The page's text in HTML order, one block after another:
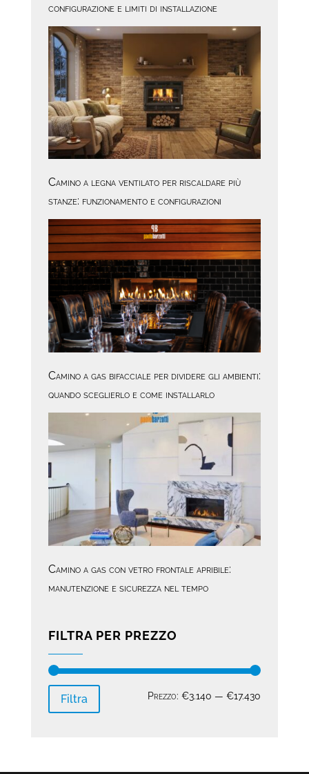
configurazione e limiti di installazione
Camino a legna ventilato per riscaldare più
stanze: funzionamento e configurazioni
Camino a gas bifacciale per dividere gli ambienti:
quando sceglierlo e come installarlo
Camino a gas con vetro frontale apribile:
manutenzione e sicurezza nel tempo
FILTRA PER PREZZO
Filtra Prezzo:€3.140 —€17.430